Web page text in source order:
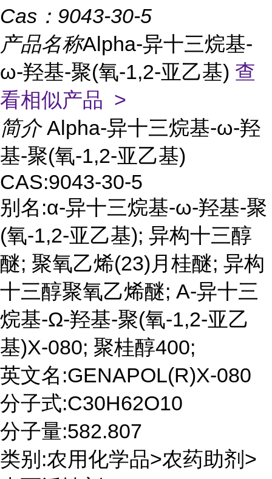
Cas： 9043-30-5
产品名称Alpha-异十三烷基-
ω-羟基-聚(氧-1,2-亚乙基) 查
看相似产品 >
简介 Alpha-异十三烷基-ω-羟
基-聚(氧-1,2-亚乙基)
CAS:9043-30-5
别名:α-异十三烷基-ω-羟基-聚
(氧-1,2-亚乙基); 异构十三醇
醚; 聚氧乙烯(23)月桂醚; 异构
十三醇聚氧乙烯醚; Α-异十三
烷基-Ω-羟基-聚(氧-1,2-亚乙
基)X-080; 聚桂醇400;
英文名:GENAPOL(R)X-080
分子式:C30H62O10
分子量:582.807
类别:农用化学品>农药助剂>